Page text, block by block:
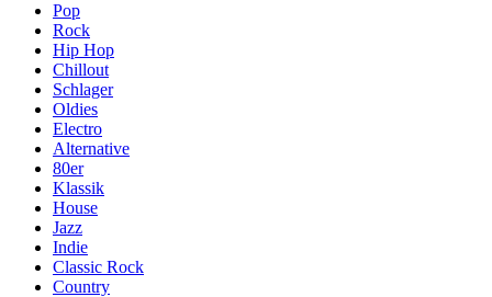
Pop
Rock
Hip Hop
Chillout
Schlager
Oldies
Electro
Alternative
80er
Klassik
House
Jazz
Indie
Classic Rock
Country